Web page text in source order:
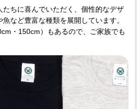
ちに喜んでいただく、個性的なデザ
など豊富な種類を展開しています。
・150cm）もあるので、ご家族でも